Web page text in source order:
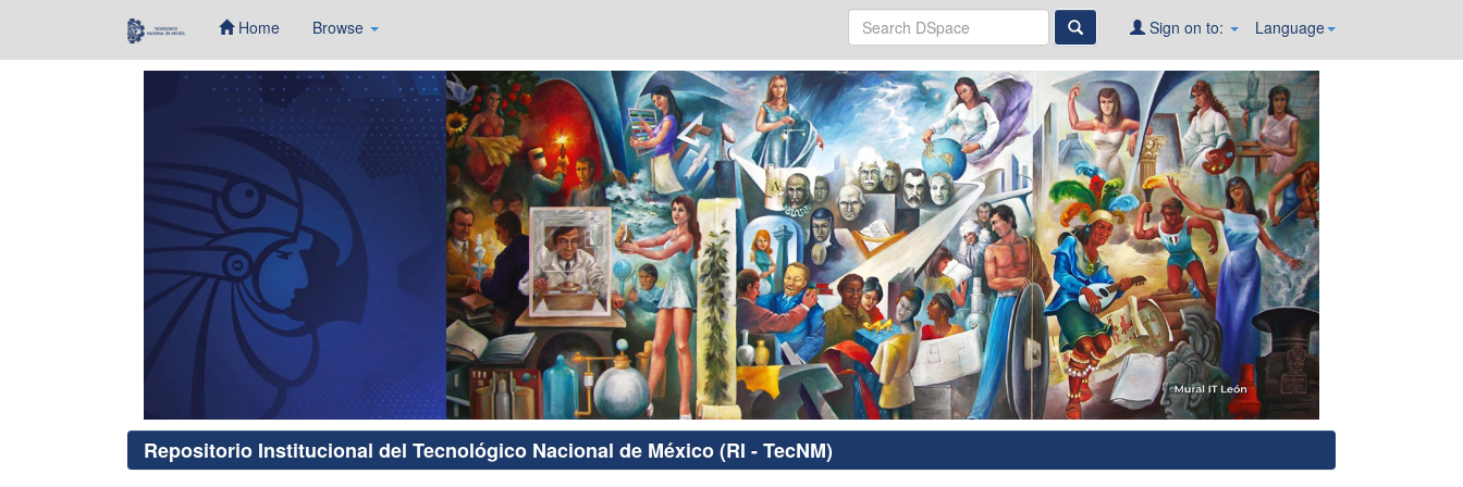
Home Browse Language
Sign on to:
Repositorio Institucional del Tecnológico Nacional de México (RI - TecNM)